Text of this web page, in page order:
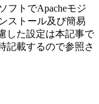
フトでApacheモジ
ストール及び簡易
した設定は本記事で
記載するので参照さ